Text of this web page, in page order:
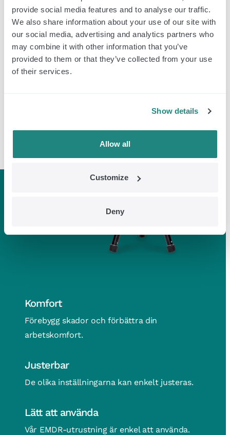
provide social media features and to analyse our traffic.
We also share information about your use of our site with
our social media, advertising and analytics partners who
may combine it with other information that you’ve
provided to them or that they’ve collected from your use
of their services.
Show details
Allow all
Customize
Deny
Komfort
Förebygg skador och förbättra din
arbetskomfort.
Justerbar
De olika inställningarna kan enkelt justeras.
Lätt att använda
Vår EMDR-utrustning är enkel att använda.